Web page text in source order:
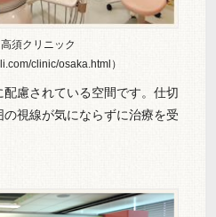
須クリニック
clinic/osaka.html）
慮されている空間です。仕切
視線が気にならずに治療を受